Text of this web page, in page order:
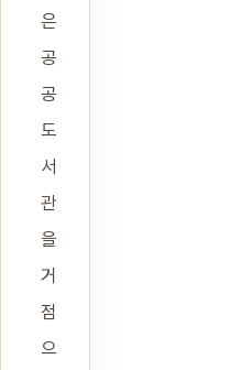
은
공
공
도
서
관
을
거
점
으